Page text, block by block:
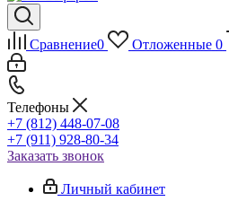
Сравнение0 Отложенные 0
Телефоны
+7 (812) 448-07-08
+7 (911) 928-80-34
Заказать звонок
Личный кабинет